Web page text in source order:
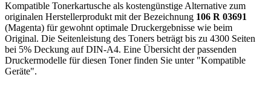
Kompatible Tonerkartusche als kostengünstige Alternative zum
originalen Herstellerprodukt mit der Bezeichnung 106 R 03691
(Magenta) für gewohnt optimale Druckergebnisse wie beim
Original. Die Seitenleistung des Toners beträgt bis zu 4300 Seiten
bei 5% Deckung auf DIN-A4. Eine Übersicht der passenden
Druckermodelle für diesen Toner finden Sie unter "Kompatible
Geräte".